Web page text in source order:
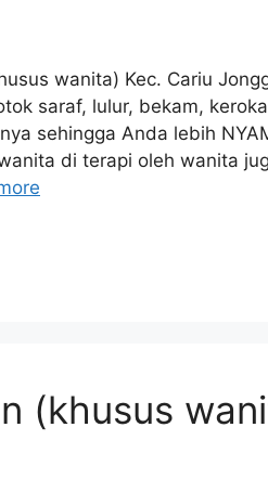
wanita) Kec. Cariu
saraf, lulur, bekam,
sehingga Anda lebih
di terapi oleh wanita
(khusus